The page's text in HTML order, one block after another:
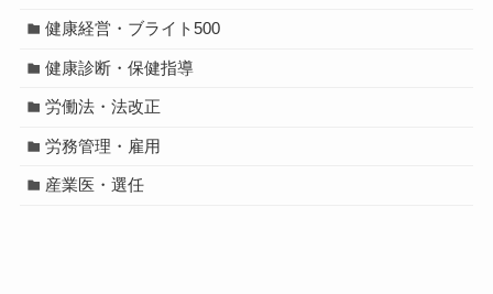
健康経営・ブライト500
健康診断・保健指導
労働法・法改正
労務管理・雇用
産業医・選任